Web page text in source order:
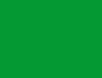
soon